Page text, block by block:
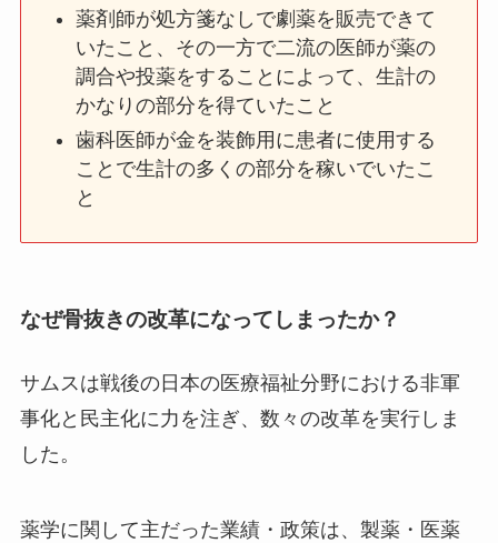
薬剤師が処方箋なしで劇薬を販売できて
いたこと、その一方で二流の医師が薬の
調合や投薬をすることによって、生計の
かなりの部分を得ていたこと
歯科医師が金を装飾用に患者に使用する
ことで生計の多くの部分を稼いでいたこ
と
なぜ骨抜きの改革になってしまったか？
サムスは戦後の日本の医療福祉分野における非軍
事化と民主化に力を注ぎ、数々の改革を実行しま
した。
薬学に関して主だった業績・政策は、製薬・医薬